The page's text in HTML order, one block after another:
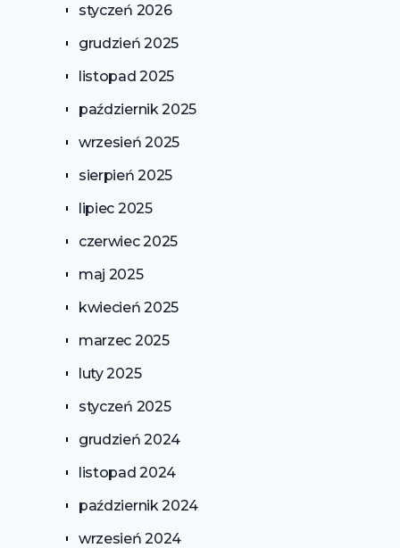
styczeń 2026
grudzień 2025
listopad 2025
październik 2025
wrzesień 2025
sierpień 2025
lipiec 2025
czerwiec 2025
maj 2025
kwiecień 2025
marzec 2025
luty 2025
styczeń 2025
grudzień 2024
listopad 2024
październik 2024
wrzesień 2024